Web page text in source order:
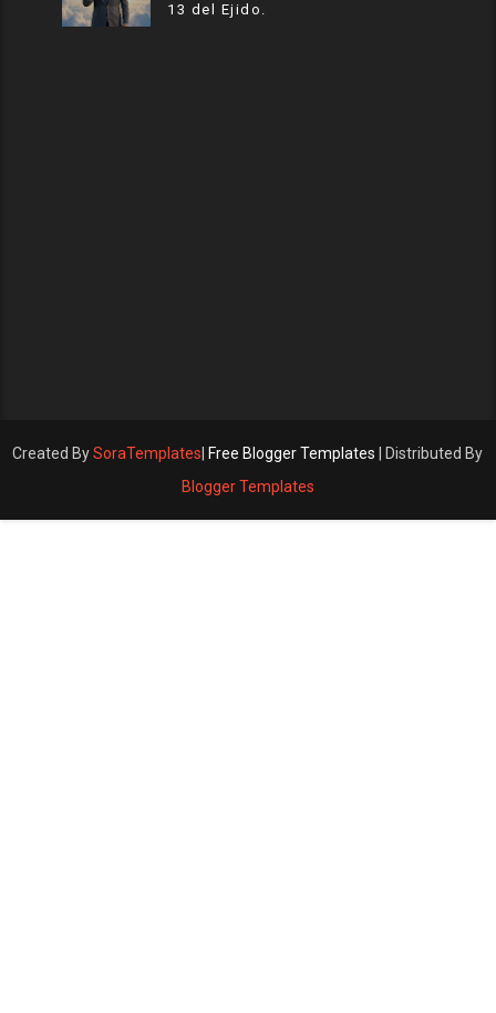
13 del Ejido.
Created BySoraTemplates Free Blogger Templates | Distributed By
Blogger Templates